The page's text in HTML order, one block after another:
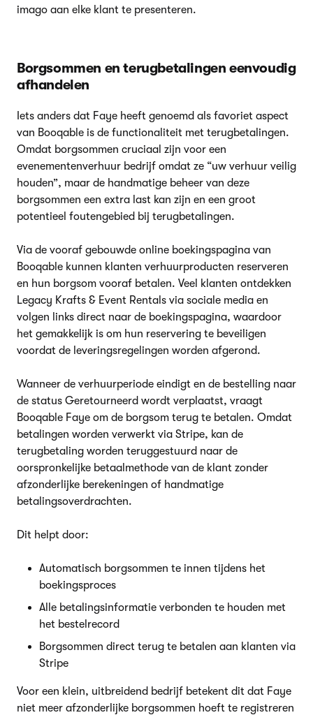
imago aan elke klant te presenteren.
Borgsommen en terugbetalingen eenvoudig
afhandelen
Iets anders dat Faye heeft genoemd als favoriet aspect
van Booqable is de functionaliteit met terugbetalingen.
Omdat borgsommen cruciaal zijn voor een
evenementenverhuur bedrijf omdat ze “uw verhuur veilig
houden”, maar de handmatige beheer van deze
borgsommen een extra last kan zijn en een groot
potentieel foutengebied bij terugbetalingen.
Via de vooraf gebouwde online boekingspagina van
Booqable kunnen klanten verhuurproducten reserveren
en hun borgsom vooraf betalen. Veel klanten ontdekken
Legacy Krafts & Event Rentals via sociale media en
volgen links direct naar de boekingspagina, waardoor
het gemakkelijk is om hun reservering te beveiligen
voordat de leveringsregelingen worden afgerond.
Wanneer de verhuurperiode eindigt en de bestelling naar
de status Geretourneerd wordt verplaatst, vraagt
Booqable Faye om de borgsom terug te betalen. Omdat
betalingen worden verwerkt via Stripe, kan de
terugbetaling worden teruggestuurd naar de
oorspronkelijke betaalmethode van de klant zonder
afzonderlijke berekeningen of handmatige
betalingsoverdrachten.
Dit helpt door:
Automatisch borgsommen te innen tijdens het
boekingsproces
Alle betalingsinformatie verbonden te houden met
het bestelrecord
Borgsommen direct terug te betalen aan klanten via
Stripe
Voor een klein, uitbreidend bedrijf betekent dit dat Faye
niet meer afzonderlijke borgsommen hoeft te registreren